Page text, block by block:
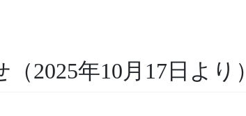
2025年10月17日より）